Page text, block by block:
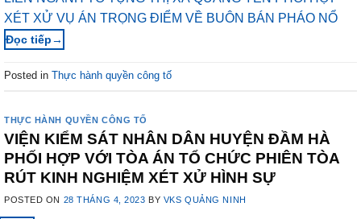
XÉT XỬ VỤ ÁN TRỌNG ĐIỂM VỀ BUÔN BÁN PHÁO NỔ
→
Posted in Thực hành quyền công tố
THỰC HÀNH QUYỀN CÔNG TỐ
VIỆN KIỂM SÁT NHÂN DÂN HUYỆN ĐẦM HÀ
PHỐI HỢP VỚI TÒA ÁN TỔ CHỨC PHIÊN TÒA
RÚT KINH NGHIỆM XÉT XỬ HÌNH SỰ
POSTED ON 28 THÁNG 4, 2023 BY VKS QUẢNG NINH